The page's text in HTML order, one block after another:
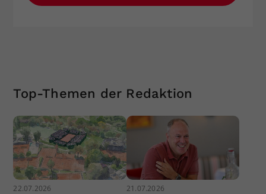
Top-Themen der Redaktion
22.07.2026 21.07.2026